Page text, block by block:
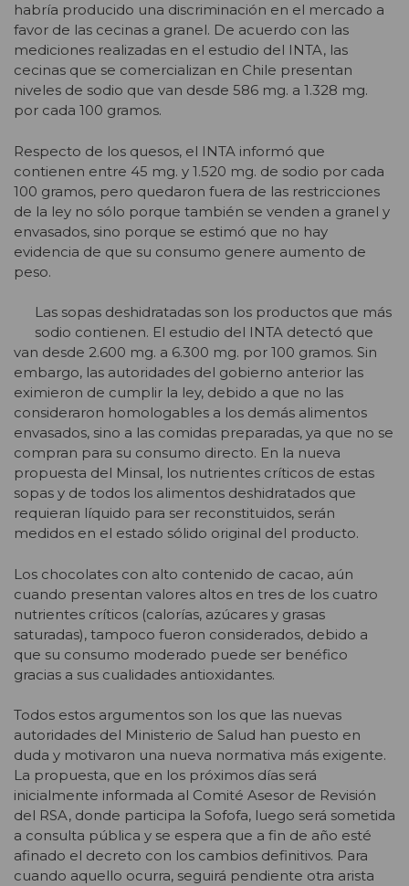
habría producido una discriminación en el mercado a
favor de las cecinas a granel. De acuerdo con las
mediciones realizadas en el estudio del INTA, las
cecinas que se comercializan en Chile presentan
niveles de sodio que van desde 586 mg. a 1.328 mg.
por cada 100 gramos.
Respecto de los quesos, el INTA informó que
contienen entre 45 mg. y 1.520 mg. de sodio por cada
100 gramos, pero quedaron fuera de las restricciones
de la ley no sólo porque también se venden a granel y
envasados, sino porque se estimó que no hay
evidencia de que su consumo genere aumento de
peso.
Las sopas deshidratadas son los productos que más
sodio contienen. El estudio del INTA detectó que
van desde 2.600 mg. a 6.300 mg. por 100 gramos. Sin
embargo, las autoridades del gobierno anterior las
eximieron de cumplir la ley, debido a que no las
consideraron homologables a los demás alimentos
envasados, sino a las comidas preparadas, ya que no se
compran para su consumo directo. En la nueva
propuesta del Minsal, los nutrientes críticos de estas
sopas y de todos los alimentos deshidratados que
requieran líquido para ser reconstituidos, serán
medidos en el estado sólido original del producto.
Los chocolates con alto contenido de cacao, aún
cuando presentan valores altos en tres de los cuatro
nutrientes críticos (calorías, azúcares y grasas
saturadas), tampoco fueron considerados, debido a
que su consumo moderado puede ser benéfico
gracias a sus cualidades antioxidantes.
Todos estos argumentos son los que las nuevas
autoridades del Ministerio de Salud han puesto en
duda y motivaron una nueva normativa más exigente.
La propuesta, que en los próximos días será
inicialmente informada al Comité Asesor de Revisión
del RSA, donde participa la Sofofa, luego será sometida
a consulta pública y se espera que a fin de año esté
afinado el decreto con los cambios definitivos. Para
cuando aquello ocurra, seguirá pendiente otra arista